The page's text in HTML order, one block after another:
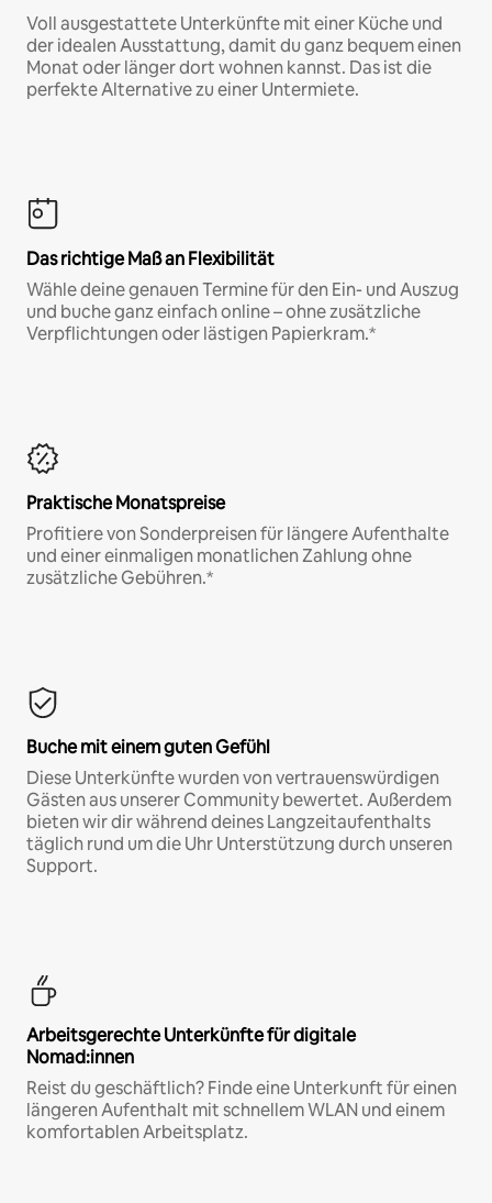
Voll ausgestattete Unterkünfte mit einer Küche und
der idealen Ausstattung, damit du ganz bequem einen
Monat oder länger dort wohnen kannst. Das ist die
perfekte Alternative zu einer Untermiete.
Das richtige Maß an Flexibilität
Wähle deine genauen Termine für den Ein- und Auszug
und buche ganz einfach online – ohne zusätzliche
Verpflichtungen oder lästigen Papierkram.*
Praktische Monatspreise
Profitiere von Sonderpreisen für längere Aufenthalte
und einer einmaligen monatlichen Zahlung ohne
zusätzliche Gebühren.*
Buche mit einem guten Gefühl
Diese Unterkünfte wurden von vertrauenswürdigen
Gästen aus unserer Community bewertet. Außerdem
bieten wir dir während deines Langzeitaufenthalts
täglich rund um die Uhr Unterstützung durch unseren
Support.
Arbeitsgerechte Unterkünfte für digitale
Nomad:innen
Reist du geschäftlich? Finde eine Unterkunft für einen
längeren Aufenthalt mit schnellem WLAN und einem
komfortablen Arbeitsplatz.